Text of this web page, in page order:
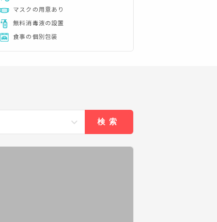
マスクの用意あり
無料消毒液の設置
食事の個別包装
検索